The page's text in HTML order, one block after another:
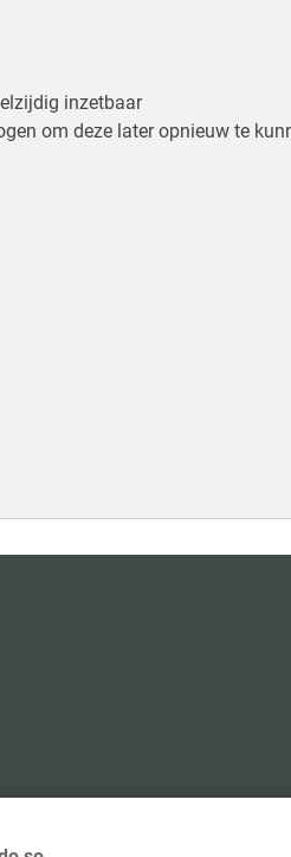
inzetbaar
om deze later opnieuw te